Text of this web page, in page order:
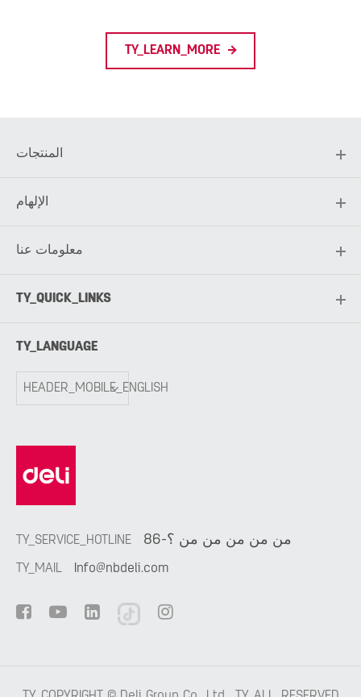
TY_LEARN_MORE
المنتجات
الإلهام
معلومات عنا
TY_QUICK_LINKS
TY_LANGUAGE
HEADER_MOBILE_ENGLISH
TY_SERVICE_HOTLINE 86-من من من من من ؟
TY_MAIL Info@nbdeli.com